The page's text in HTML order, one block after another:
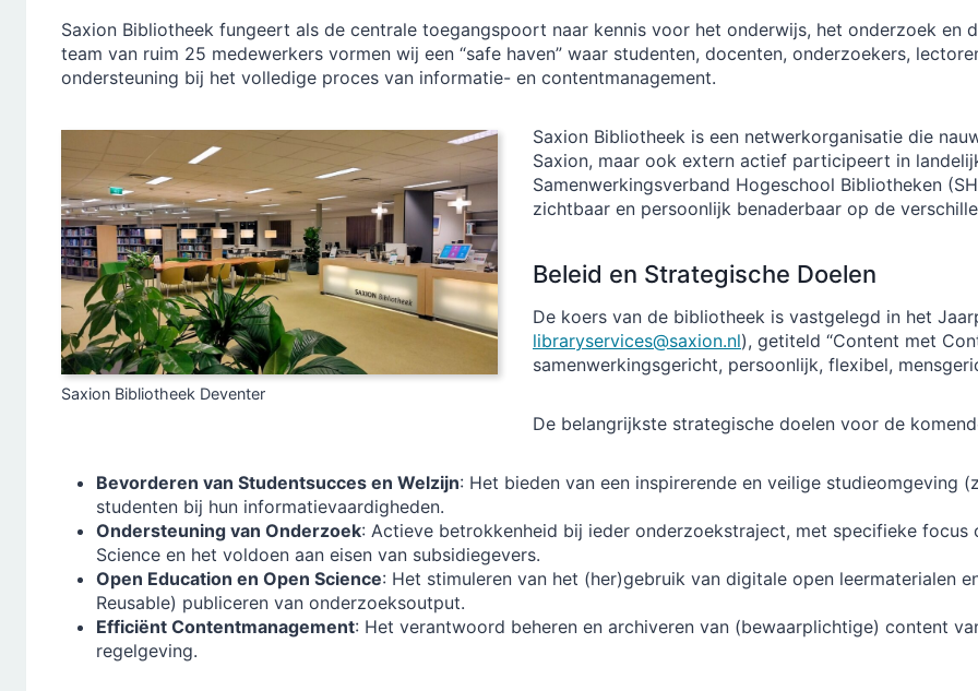
Saxion Bibliotheek fungeert als de centrale toegangspoort naar kennis voor het onderwijs, het onderzoek en
team van ruim 25 medewerkers vormen wij een “safe haven” waar studenten, docenten, onderzoekers,
ondersteuning bij het volledige proces van informatie- en contentmanagement.
Saxion Bibliotheek Deventer
Saxion Bibliotheek is een netwerkorganisatie die
Saxion, maar ook extern actief participeert in
Samenwerkingsverband Hogeschool Bibliotheken
zichtbaar en persoonlijk benaderbaar op de
Beleid en Strategische Doelen
De koers van de bibliotheek is vastgelegd in het
libraryservices@saxion.nl), getiteld “Content met
samenwerkingsgericht, persoonlijk, flexibel,
De belangrijkste strategische doelen voor de
Bevorderen van Studentsucces en Welzijn: Het bieden van een inspirerende en veilige studieomgeving
studenten bij hun informatievaardigheden.
Ondersteuning van Onderzoek: Actieve betrokkenheid bij ieder onderzoekstraject, met specifieke focus
Science en het voldoen aan eisen van subsidiegevers.
Open Education en Open Science: Het stimuleren van het (her)gebruik van digitale open leermaterialen
Reusable) publiceren van onderzoeksoutput.
Efficiënt Contentmanagement: Het verantwoord beheren en archiveren van (bewaarplichtige) content
regelgeving.